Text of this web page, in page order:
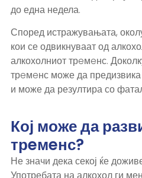
до една недела.
Според истражувањата,
кои се одвикнуваат од
алкохолниот трeмeнс.
трeмeнс може да
и може да резултира со
Кој може да
трeмeнс?
Не значи дека секој ќе